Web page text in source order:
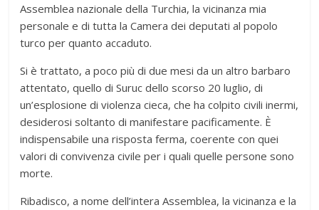
Assemblea nazionale della Turchia, la vicinanza mia
personale e di tutta la Camera dei deputati al popolo
turco per quanto accaduto.
Si è trattato, a poco più di due mesi da un altro barbaro
attentato, quello di Suruc dello scorso 20 luglio, di
un’esplosione di violenza cieca, che ha colpito civili inermi,
desiderosi soltanto di manifestare pacificamente. È
indispensabile una risposta ferma, coerente con quei
valori di convivenza civile per i quali quelle persone sono
morte.
Ribadisco, a nome dell’intera Assemblea, la vicinanza e la